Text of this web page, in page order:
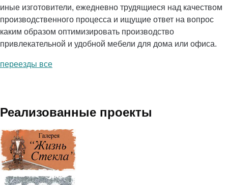
иные изготовители, ежедневно трудящиеся над качеством
производственного процесса и ищущие ответ на вопрос
каким образом оптимизировать производство
привлекательной и удобной мебели для дома или офиса.
переезды все
Реализованные проекты